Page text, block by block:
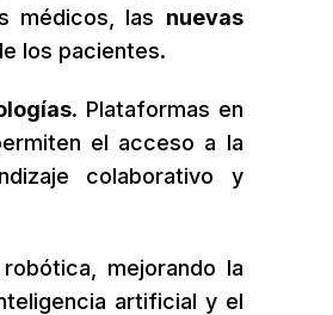
médicos, las nuevas
los pacientes.
. Plataformas en
el acceso a la
colaborativo y
mejorando la
artificial y el